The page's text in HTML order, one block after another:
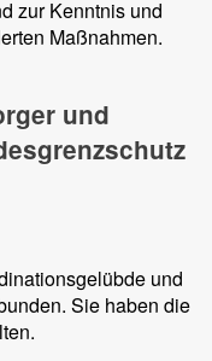
zur Kenntnis und
Maßnahmen.
und
und
Sie haben die